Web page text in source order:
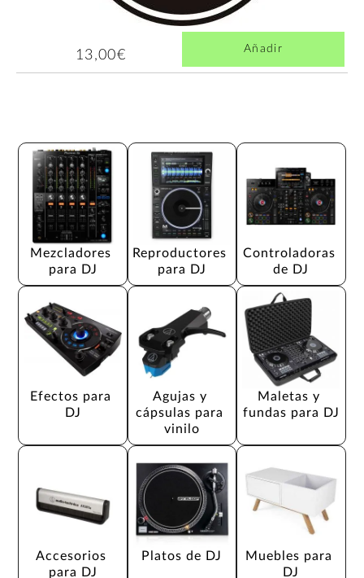
13,00€ Añadir
Mezcladores
para DJ
Reproductores
para DJ
Controladoras
de DJ
Efectos para
DJ
Agujas y
cápsulas para
vinilo
Maletas y
fundas para DJ
Accesorios
para DJ
Platos de DJ
Muebles para
DJ